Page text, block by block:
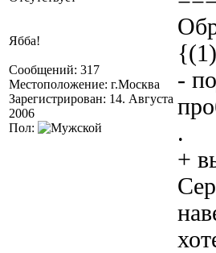
Ябба!
Сообщений: 317
Местоположение: г.Москва
Зарегистрирован: 14. Августа
2006
Пол:
-
.
+